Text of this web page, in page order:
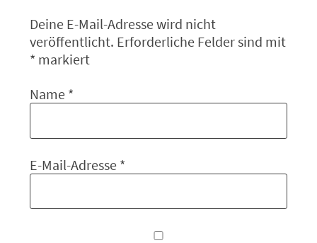
Deine E-Mail-Adresse wird nicht
veröffentlicht. Erforderliche Felder sind mit
* markiert
Name *
E-Mail-Adresse *